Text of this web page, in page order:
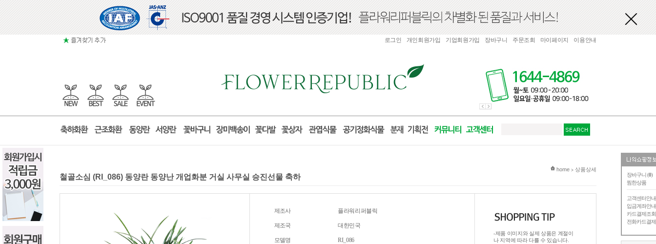
장바구니 (0)
찜한상품
고객센터안내
입금계좌안내
카드결제조회
전화카드결제
로그인 개인회원가입 기업회원가입 장바구니 주문조회 마이페이지 이용안내
현재 위치
home > 상품상세
철골소심 (RI_086) 동양란 동양난 개업화분 거실 사무실 승진선물 축하
제조사 플라워리퍼블릭
제조국 대한민국
모델명 RI_086
-제품 이미지와 실제 상품은 계절이
나 지역에 따라 다를 수 있습니다.